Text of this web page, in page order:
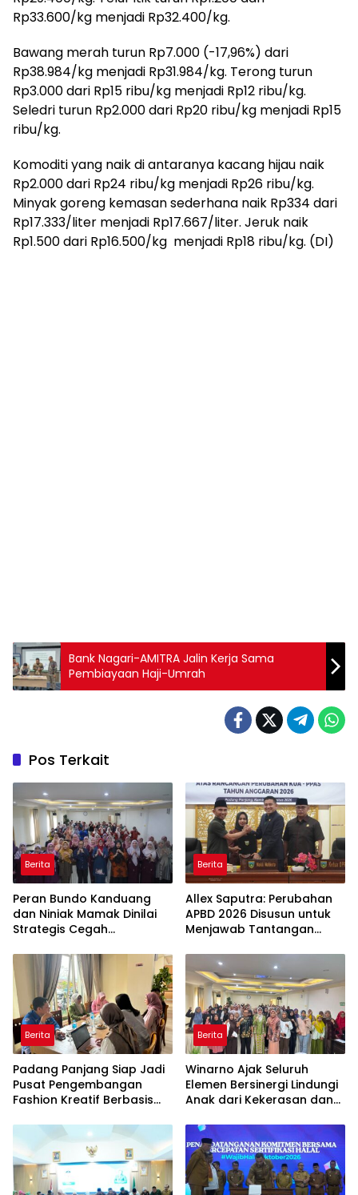
Rp33.600/kg menjadi Rp32.400/kg.
Bawang merah turun Rp7.000 (-17,96%) dari
Rp38.984/kg menjadi Rp31.984/kg. Terong turun
Rp3.000 dari Rp15 ribu/kg menjadi Rp12 ribu/kg.
Seledri turun Rp2.000 dari Rp20 ribu/kg menjadi Rp15
ribu/kg.
Komoditi yang naik di antaranya kacang hijau naik
Rp2.000 dari Rp24 ribu/kg menjadi Rp26 ribu/kg.
Minyak goreng kemasan sederhana naik Rp334 dari
Rp17.333/liter menjadi Rp17.667/liter. Jeruk naik
Rp1.500 dari Rp16.500/kg menjadi Rp18 ribu/kg. (DI)
Bank Nagari-AMITRA Jalin Kerja Sama
Pembiayaan Haji-Umrah
Pos Terkait
Berita
Peran Bundo Kanduang
dan Niniak Mamak Dinilai
Strategis Cegah
Berita
Allex Saputra: Perubahan
APBD 2026 Disusun untuk
Menjawab Tantangan
Berita
Padang Panjang Siap Jadi
Pusat Pengembangan
Fashion Kreatif Berbasis
Berita
Winarno Ajak Seluruh
Elemen Bersinergi Lindungi
Anak dari Kekerasan dan